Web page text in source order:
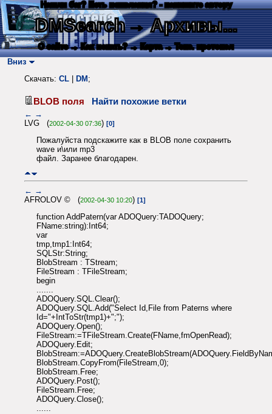
Нашли баг? Есть пожелания? - напишите автору
DMSearch→ Архивы...
О сайте → Как искать? → Карта → Текс. протокол
Вниз
Скачать: CL DM ;
BLOB поля Найти похожие ветки
← →
LVG (2002-04-30 07:36) [0]
Пожалуйста подскажите как в BLOB поле сохранить
wave и\или mp3
файл. Заранее благодарен.
← →
AFROLOV © (2002-04-30 10:20) [1]
function AddPatern(var ADOQuery:TADOQuery;
FName:string):Int64;
var
tmp,tmp1:Int64;
SQLStr:String;
BlobStream : TStream;
FileStream : TFileStream;
begin
.......
ADOQuery.SQL.Clear();
ADOQuery.SQL.Add("Select Id,File from Paterns where
Id="+IntToStr(tmp1)+";");
ADOQuery.Open();
FileStream:=TFileStream.Create(FName,fmOpenRead);
ADOQuery.Edit;
BlobStream.CopyFrom(FileStream,0);
BlobStream.Free;
ADOQuery.Post();
FileStream.Free;
ADOQuery.Close();
......